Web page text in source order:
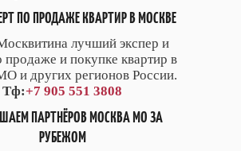
ПО ПРОДАЖЕ КВАРТИР В МОСКВЕ
лучший экспер и
и покупке квартир в
и других регионов России.
Тф:+7 905 551 3808
ПАРТНЁРОВ МОСКВА МО ЗА
РУБЕЖОМ